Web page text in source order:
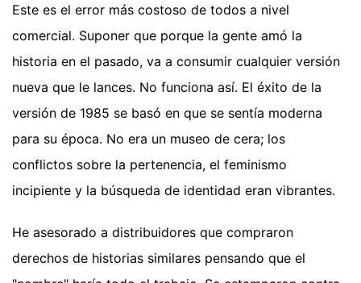
Este es el error más costoso de todos a nivel
comercial. Suponer que porque la gente amó la
historia en el pasado, va a consumir cualquier versión
nueva que le lances. No funciona así. El éxito de la
versión de 1985 se basó en que se sentía moderna
para su época. No era un museo de cera; los
conflictos sobre la pertenencia, el feminismo
incipiente y la búsqueda de identidad eran vibrantes.
He asesorado a distribuidores que compraron
derechos de historias similares pensando que el